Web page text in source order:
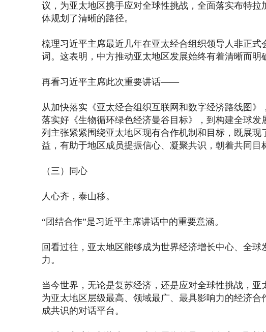
议，为亚太地区携手应对全球性挑战，全面落实布特
体规划了清晰的路径。
梳理习近平主席最近几年在亚太经合组织领导人非正式
词。这表明，中方推动亚太地区发展始终有着清晰而明
再看习近平主席此次重要讲话——
从加快落实《亚太经合组织互联网和数字经济路线图
落实好《生物循环绿色经济曼谷目标》，到构建全球
列主张紧紧围绕亚太地区现有合作机制和目标，既展
益，有助于地区成员提振信心、凝聚共识，朝着共同目
（三）同心
人心齐，泰山移。
“团结合作”是习近平主席讲话中的重要意涵。
回看过往，亚太地区能够成为世界经济增长中心、全
力。
当今世界，无论是复苏经济，还是应对全球性挑战，
为亚太地区层级最高、领域最广、最具影响力的经济
成共识的对话平台。